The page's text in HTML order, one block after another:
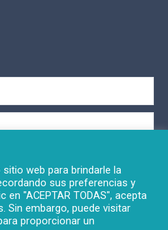
privacidadde esta web.
web para brindarle la
sus preferencias y
"ACEPTAR TODAS", acepta
Sin embargo, puede visitar
proporcionar un